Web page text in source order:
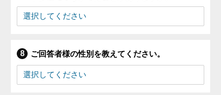
ご回答者様の性別を教えてください。